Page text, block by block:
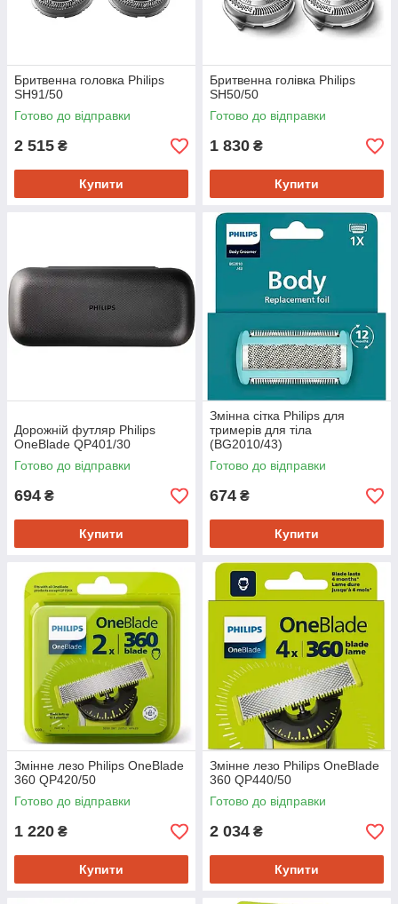
Бритвенна головка Philips
SH91/50
Готово до відправки
2 515 ₴
Купити
Бритвенна голівка Philips
SH50/50
Готово до відправки
1 830 ₴
Купити
Дорожній футляр Philips
OneBlade QP401/30
Готово до відправки
694 ₴
Купити
Змінна сітка Philips для
тримерів для тіла
(BG2010/43)
Готово до відправки
674 ₴
Купити
Змінне лезо Philips OneBlade
360 QP420/50
Готово до відправки
1 220 ₴
Купити
Змінне лезо Philips OneBlade
360 QP440/50
Готово до відправки
2 034 ₴
Купити